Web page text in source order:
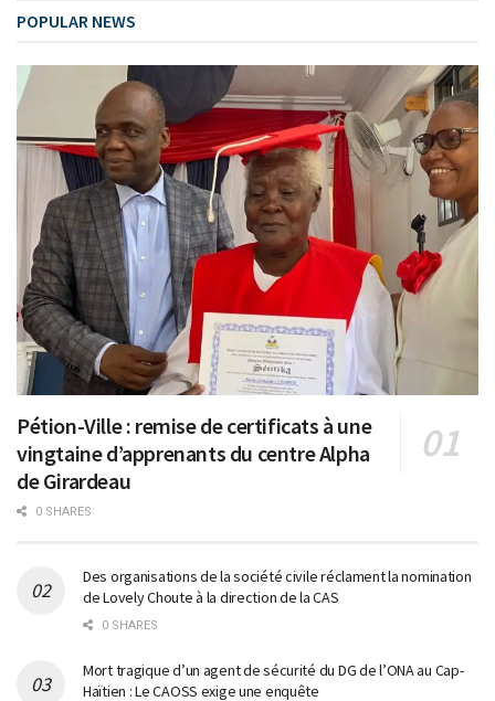
POPULAR NEWS
Pétion-Ville : remise de certificats à une
vingtaine d’apprenants du centre Alpha
de Girardeau
0 SHARES
Des organisations de la société civile réclament la nomination
de Lovely Choute à la direction de la CAS
0 SHARES
Mort tragique d’un agent de sécurité du DG de l’ONA au Cap-
Haïtien : Le CAOSS exige une enquête